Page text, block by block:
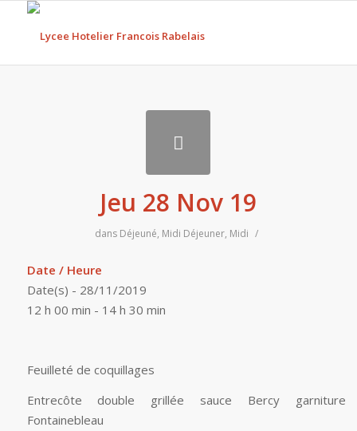
Jeu 28 Nov 19
dans Déjeuné, Midi Déjeuner, Midi /
Date / Heure
Date(s) - 28/11/2019
12 h 00 min - 14 h 30 min
Feuilleté de coquillages
Entrecôte double grillée sauce Bercy garniture
Fontainebleau